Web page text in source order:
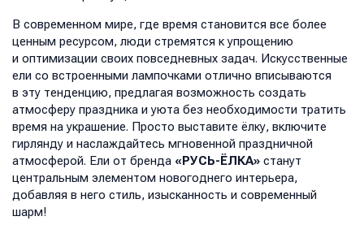
В современном мире, где время становится все более
ценным ресурсом, люди стремятся к упрощению
и оптимизации своих повседневных задач. Искусственные
ели со встроенными лампочками отлично вписываются
в эту тенденцию, предлагая возможность создать
атмосферу праздника и уюта без необходимости тратить
время на украшение. Просто выставите ёлку, включите
гирлянду и наслаждайтесь мгновенной праздничной
атмосферой. Ели от бренда «РУСЬ-ЁЛКА» станут
центральным элементом новогоднего интерьера,
добавляя в него стиль, изысканность и современный
шарм!